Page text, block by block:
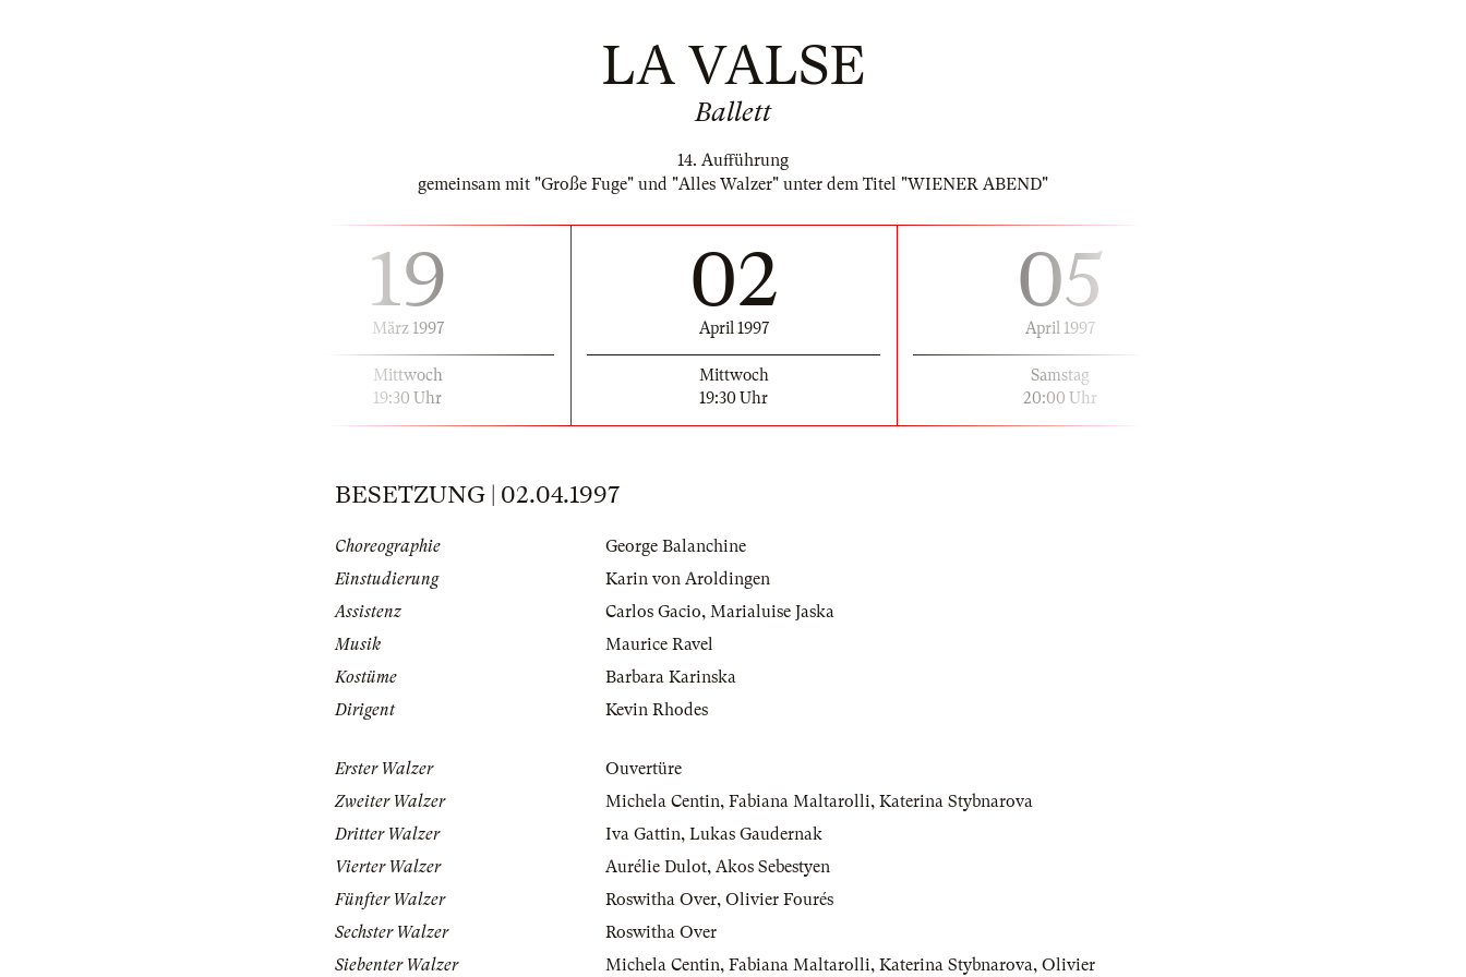
LA VALSE
Ballett
14. Aufführung
gemeinsam mit "Große Fuge" und "Alles Walzer" unter dem Titel "WIENER ABEND"
19
März 1997
Mittwoch
19:30 Uhr
02
April 1997
Mittwoch
19:30 Uhr
05
April 1997
Samstag
20:00 Uhr
BESETZUNG | 02.04.1997
Choreographie
George Balanchine
Einstudierung
Karin von Aroldingen
Assistenz
Carlos Gacio, Marialuise Jaska
Musik
Maurice Ravel
Kostüme
Barbara Karinska
Dirigent
Kevin Rhodes
Erster Walzer
Ouvertüre
Zweiter Walzer
Michela Centin, Fabiana Maltarolli, Katerina Stybnarova
Dritter Walzer
Iva Gattin, Lukas Gaudernak
Vierter Walzer
Aurélie Dulot, Akos Sebestyen
Fünfter Walzer
Roswitha Over, Olivier Fourés
Sechster Walzer
Roswitha Over
Siebenter Walzer
Michela Centin, Fabiana Maltarolli, Katerina Stybnarova, Olivier